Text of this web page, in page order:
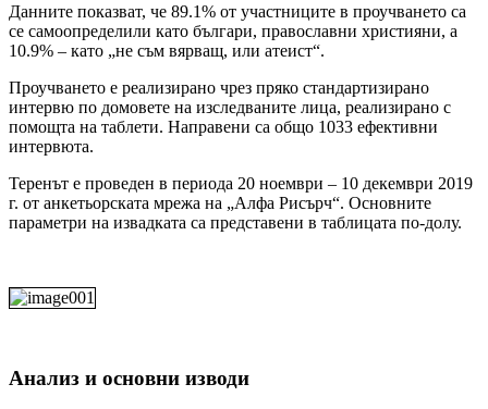
Данните показват, че 89.1% от участниците в проучването са
се самоопределили като българи, православни християни, а
10.9% – като „не съм вярващ, или атеист“.
Проучването е реализирано чрез пряко стандартизирано
интервю по домовете на изследваните лица, реализирано с
помощта на таблети. Направени са общо 1033 ефективни
интервюта.
Теренът е проведен в периода 20 ноември – 10 декември 2019
г. от анкетьорската мрежа на „Алфа Рисърч“. Основните
параметри на извадката са представени в таблицата по-долу.
Анализ и основни изводи